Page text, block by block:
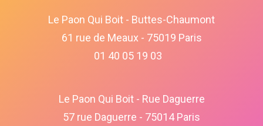
Le Paon Qui Boit - Buttes-Chaumont
61 rue de Meaux - 75019 Paris
01 40 05 19 03
Le Paon Qui Boit - Rue Daguerre
57 rue Daguerre - 75014 Paris